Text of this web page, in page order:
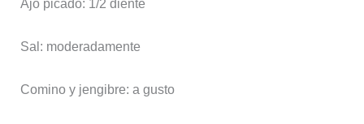
Ajo picado: 1/2 diente
Sal: moderadamente
Comino y jengibre: a gusto